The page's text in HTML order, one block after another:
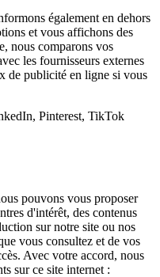
également en dehors
et vous affichons des
nous comparons vos
les fournisseurs externes
de publicité en ligne si vous
Pinterest, TikTok
pouvons vous proposer
d'intérêt, des contenus
sur notre site ou nos
vous consultez et de vos
Avec votre accord, nous
sur ce site internet :